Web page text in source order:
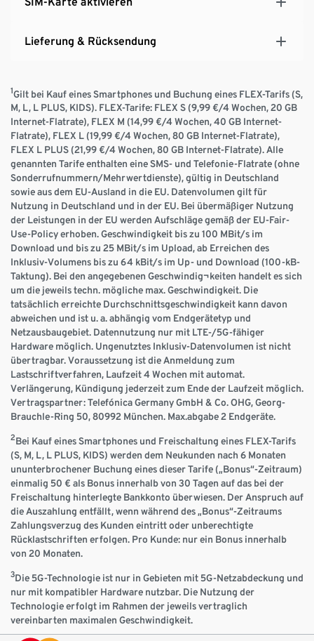
Lieferung & Rücksendung
1Gilt bei Kauf eines Smartphones und Buchung eines FLEX-Tarifs (S,
M, L, L PLUS, KIDS). FLEX-Tarife: FLEX S (9,99 €/4 Wochen, 20 GB
Internet-Flatrate), FLEX M (14,99 €/4 Wochen, 40 GB Internet-
Flatrate), FLEX L (19,99 €/4 Wochen, 80 GB Internet-Flatrate),
FLEX L PLUS (21,99 €/4 Wochen, 80 GB Internet-Flatrate). Alle
genannten Tarife enthalten eine SMS- und Telefonie-Flatrate (ohne
Sonderrufnummern/Mehrwertdienste), gültig in Deutschland
sowie aus dem EU-Ausland in die EU. Datenvolumen gilt für
Nutzung in Deutschland und in der EU. Bei übermäßiger Nutzung
der Leistungen in der EU werden Aufschläge gemäß der EU-Fair-
Use-Policy erhoben. Geschwindigkeit bis zu 100 MBit/s im
Download und bis zu 25 MBit/s im Upload, ab Erreichen des
Inklusiv-Volumens bis zu 64 kBit/s im Up- und Download (100-kB-
Taktung). Bei den angegebenen Geschwindig¬keiten handelt es sich
um die jeweils techn. mögliche max. Geschwindigkeit. Die
tatsächlich erreichte Durchschnittsgeschwindigkeit kann davon
abweichen und ist u. a. abhängig vom Endgerätetyp und
Netzausbaugebiet. Datennutzung nur mit LTE-/5G-fähiger
Hardware möglich. Ungenutztes Inklusiv-Datenvolumen ist nicht
übertragbar. Voraussetzung ist die Anmeldung zum
Lastschriftverfahren, Laufzeit 4 Wochen mit automat.
Verlängerung, Kündigung jederzeit zum Ende der Laufzeit möglich.
Vertragspartner: Telefónica Germany GmbH & Co. OHG, Georg-
Brauchle-Ring 50, 80992 München. Max.abgabe 2 Endgeräte.
2Bei Kauf eines Smartphones und Freischaltung eines FLEX-Tarifs
(S, M, L, L PLUS, KIDS) werden dem Neukunden nach 6 Monaten
ununterbrochener Buchung eines dieser Tarife („Bonus“-Zeitraum)
einmalig 50 € als Bonus innerhalb von 30 Tagen auf das bei der
Freischaltung hinterlegte Bankkonto überwiesen. Der Anspruch auf
die Auszahlung entfällt, wenn während des „Bonus“-Zeitraums
Zahlungsverzug des Kunden eintritt oder unberechtigte
Rücklastschriften erfolgen. Pro Kunde: nur ein Bonus innerhalb
von 20 Monaten.
3Die 5G-Technologie ist nur in Gebieten mit 5G-Netzabdeckung und
nur mit kompatibler Hardware nutzbar. Die Nutzung der
Technologie erfolgt im Rahmen der jeweils vertraglich
vereinbarten maximalen Geschwindigkeit.